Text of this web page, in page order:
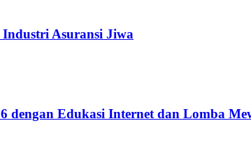
Asuransi Jiwa
dengan Edukasi Internet dan Lomba